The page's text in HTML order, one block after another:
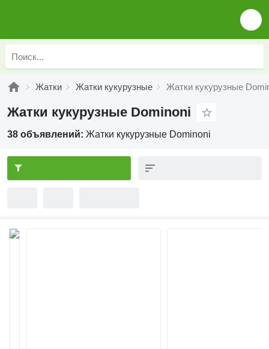
Жатки Жатки кукурузные Жатки кукурузные
Жатки кукурузные Dominoni
38 объявлений: Жатки кукурузные Dominoni